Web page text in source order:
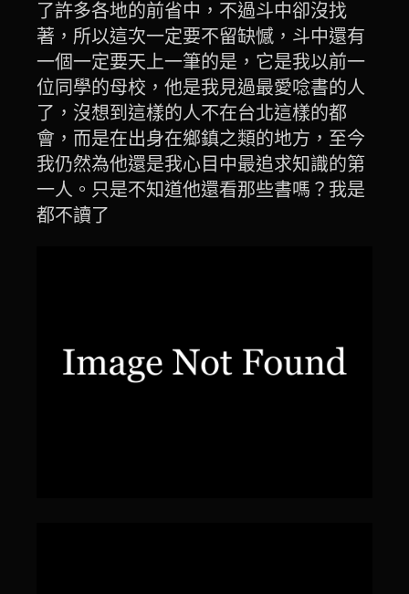
了許多各地的前省中，不過斗中卻沒找
著，所以這次一定要不留缺憾，斗中還有
一個一定要天上一筆的是，它是我以前一
位同學的母校，他是我見過最愛唸書的人
了，沒想到這樣的人不在台北這樣的都
會，而是在出身在鄉鎮之類的地方，至今
我仍然為他還是我心目中最追求知識的第
一人。只是不知道他還看那些書嗎？我是
都不讀了